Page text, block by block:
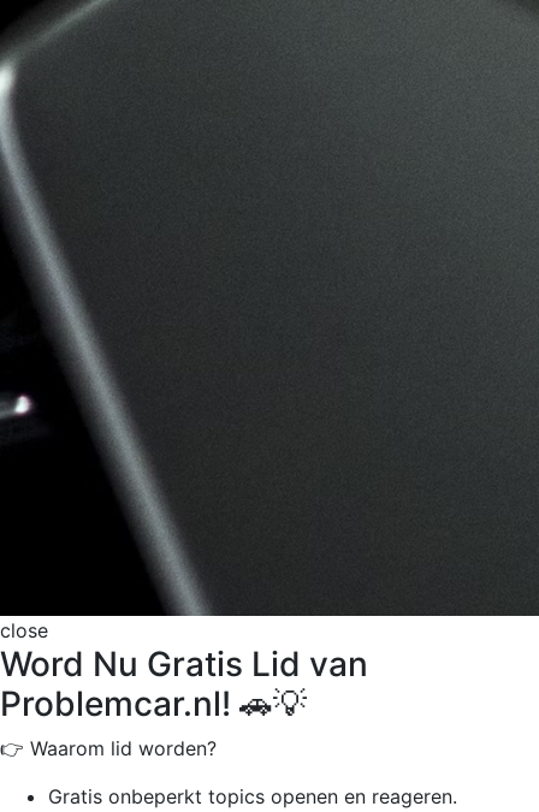
close
Word Nu Gratis Lid van
Problemcar.nl! 🚗💡
👉 Waarom lid worden?
Gratis onbeperkt topics openen en reageren.